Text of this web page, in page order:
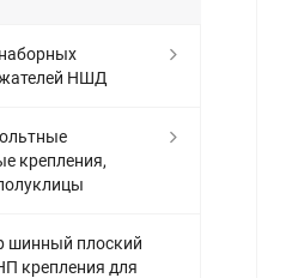
НШД
крепления,
шинный плоский
крепления для